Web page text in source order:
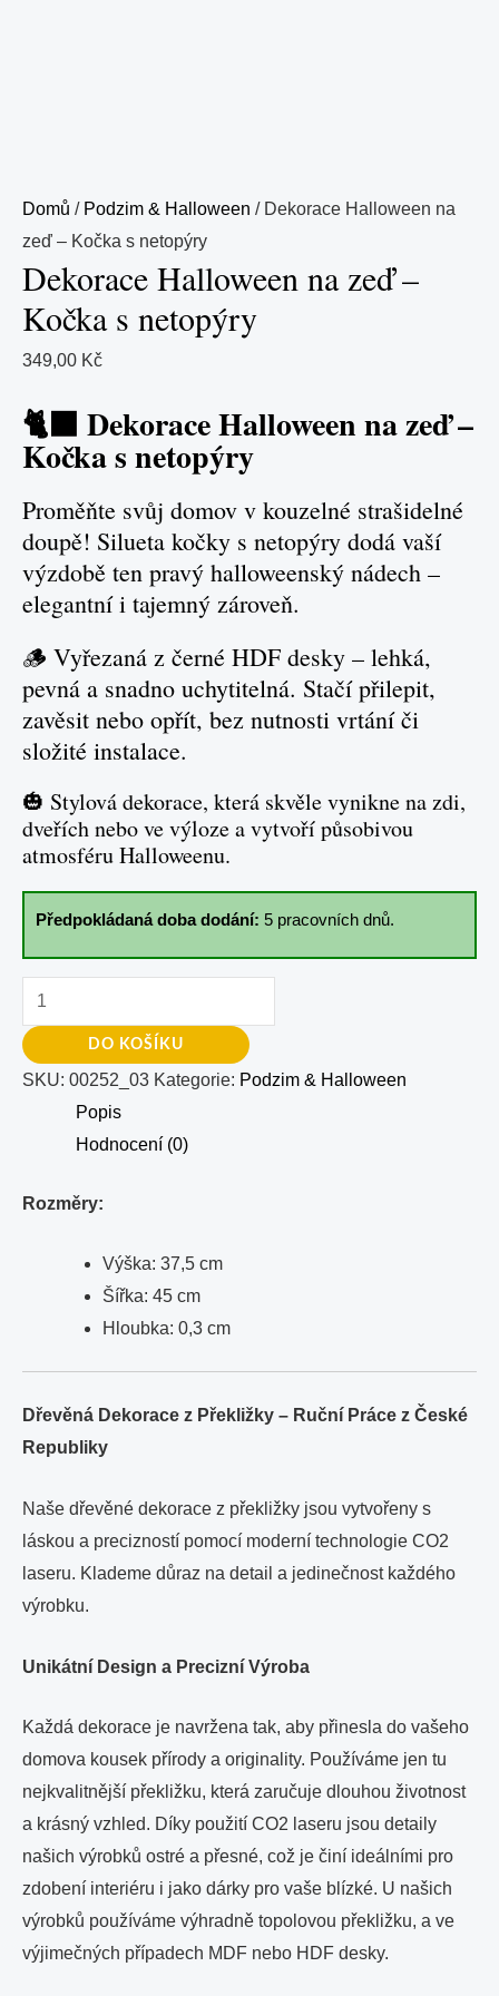
Domů / Podzim & Halloween / Dekorace Halloween na
zeď – Kočka s netopýry
Dekorace Halloween na zeď –
Kočka s netopýry
349,00 Kč
🐈‍⬛ Dekorace Halloween na zeď –
Kočka s netopýry
Proměňte svůj domov v kouzelné strašidelné
doupě! Silueta kočky s netopýry dodá vaší
výzdobě ten pravý halloweenský nádech –
elegantní i tajemný zároveň.
🪵 Vyřezaná z černé HDF desky – lehká,
pevná a snadno uchytitelná. Stačí přilepit,
zavěsit nebo opřít, bez nutnosti vrtání či
složité instalace.
🎃 Stylová dekorace, která skvěle vynikne na zdi,
dveřích nebo ve výloze a vytvoří působivou
atmosféru Halloweenu.
Předpokládaná doba dodání: 5 pracovních dnů.
DO KOŠÍKU
SKU: 00252_03 Kategorie: Podzim & Halloween
Popis
Hodnocení (0)
Rozměry:
Výška: 37,5 cm
Šířka: 45 cm
Hloubka: 0,3 cm
Dřevěná Dekorace z Překližky – Ruční Práce z České
Republiky
Naše dřevěné dekorace z překližky jsou vytvořeny s
láskou a precizností pomocí moderní technologie CO2
laseru. Klademe důraz na detail a jedinečnost každého
výrobku.
Unikátní Design a Precizní Výroba
Každá dekorace je navržena tak, aby přinesla do vašeho
domova kousek přírody a originality. Používáme jen tu
nejkvalitnější překližku, která zaručuje dlouhou životnost
a krásný vzhled. Díky použití CO2 laseru jsou detaily
našich výrobků ostré a přesné, což je činí ideálními pro
zdobení interiéru i jako dárky pro vaše blízké. U našich
výrobků používáme výhradně topolovou překližku, a ve
výjimečných případech MDF nebo HDF desky.